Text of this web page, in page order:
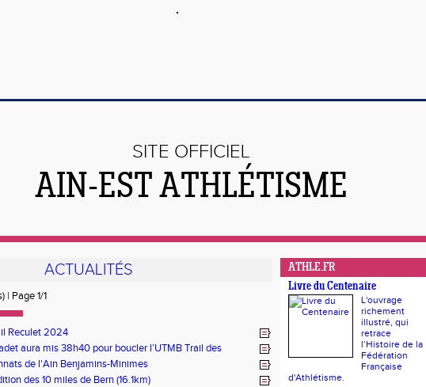
SITE OFFICIEL
AIN-EST ATHLÉTISME
ACTUALITÉS
| Page 1/1
Reculet 2024
aura mis 38h40 pour boucler l’UTMB Trail des
172k / 6700mD+
de l'Ain Benjamins-Minimes
des 10 miles de Bern (16.1km)
ATHLE.FR
Livre du Centenaire
L'ouvrage
richement
illustré, qui
retrace
l’Histoire de la
Fédération
Française
d'Athlétisme.